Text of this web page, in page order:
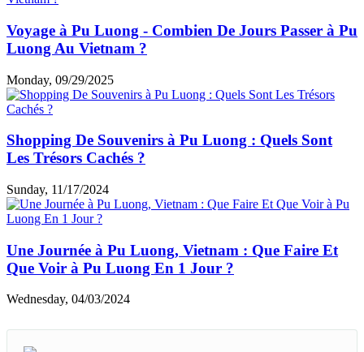
Voyage à Pu Luong - Combien De Jours Passer à Pu
Luong Au Vietnam ?
Monday, 09/29/2025
Shopping De Souvenirs à Pu Luong : Quels Sont
Les Trésors Cachés ?
Sunday, 11/17/2024
Une Journée à Pu Luong, Vietnam : Que Faire Et
Que Voir à Pu Luong En 1 Jour ?
Wednesday, 04/03/2024